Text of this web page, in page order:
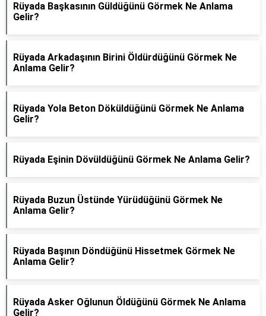
Rüyada Başkasının Güldüğünü Görmek Ne Anlama
Gelir?
Rüyada Arkadaşının Birini Öldürdüğünü Görmek Ne
Anlama Gelir?
Rüyada Yola Beton Döküldüğünü Görmek Ne Anlama
Gelir?
Rüyada Eşinin Dövüldüğünü Görmek Ne Anlama Gelir?
Rüyada Buzun Üstünde Yürüdüğünü Görmek Ne
Anlama Gelir?
Rüyada Başının Döndüğünü Hissetmek Görmek Ne
Anlama Gelir?
Rüyada Asker Oğlunun Öldüğünü Görmek Ne Anlama
Gelir?